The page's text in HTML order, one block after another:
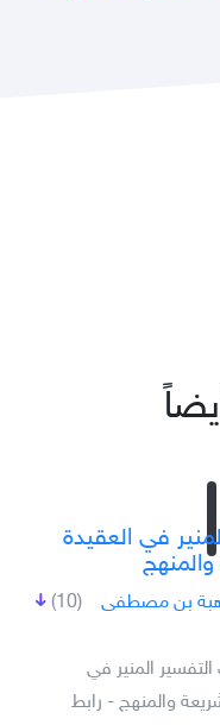
في العقيدة
(10)
بن مصطفى
المنير في
والمنهج - رابط